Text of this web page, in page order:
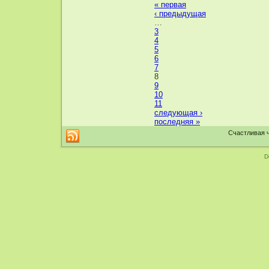
« первая
‹ предыдущая
3
4
5
6
7
8
9
10
11
следующая ›
последняя »
Счастливая